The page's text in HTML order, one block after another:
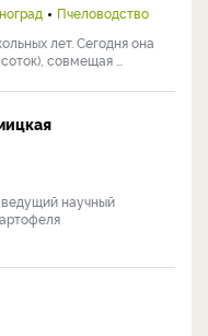
Пчеловодство
лет. Сегодня она
совмещая ...
ведущий научный